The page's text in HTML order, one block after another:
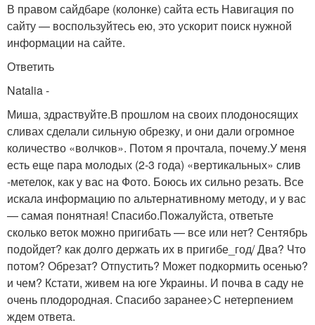
В правом сайдбаре (колонке) сайта есть Навигация по
сайту — воспользуйтесь ею, это ускорит поиск нужной
информации на сайте.
Ответить
Natalia-
Миша, здраствуйте.В прошлом на своих плодоносящих
сливах сделали сильную обрезку, и они дали огромное
количество «волчков». Потом я прочтала, почему.У меня
есть еще пара молодых (2-3 года) «вертикальных» слив
-метелок, как у вас на Фото. Боюсь их сильно резать. Все
искала информацию по альтернативному методу, и у вас
— самая понятная! Спасибо.Пожалуйста, ответьте
сколько веток можно пригибать — все или нет? Сентябрь
подойдет? как долго держать их в пригибе_год/ Два? Что
потом? Обрезат? Отпустить? Может подкормить осенью?
и чем? Кстати, живем на юге Украины. И почва в саду не
очень плодородная. Спасибо заранее>С нетерпением
ждем ответа.